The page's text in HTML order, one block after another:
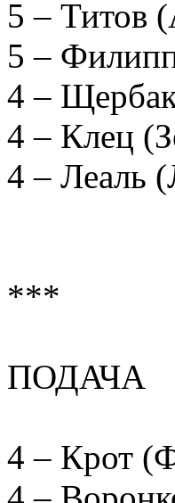
5 – Титов
5 –
4 –
4 – Клец
4 – Леаль
***
ПОДАЧА
4 – Крот